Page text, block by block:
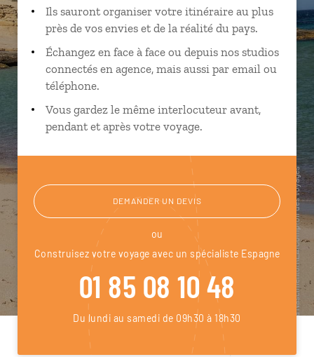
Ils sauront organiser votre itinéraire au plus
près de vos envies et de la réalité du pays.
Échangez en face à face ou depuis nos studios
connectés en agence, mais aussi par email ou
téléphone.
Vous gardez le même interlocuteur avant,
pendant et après votre voyage.
DEMANDER UN DEVIS
ou
Construisez votre voyage avec un spécialiste Espagne
01 85 08 10 48
Du lundi au samedi de 09h30 à 18h30